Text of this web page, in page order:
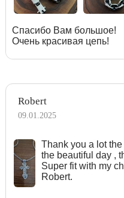
Спасибо Вам большое!
Очень красивая цепь!
Robert
09.01.2025
Тhank you a lot
the beautiful day ,
Super fit with my
Robert.